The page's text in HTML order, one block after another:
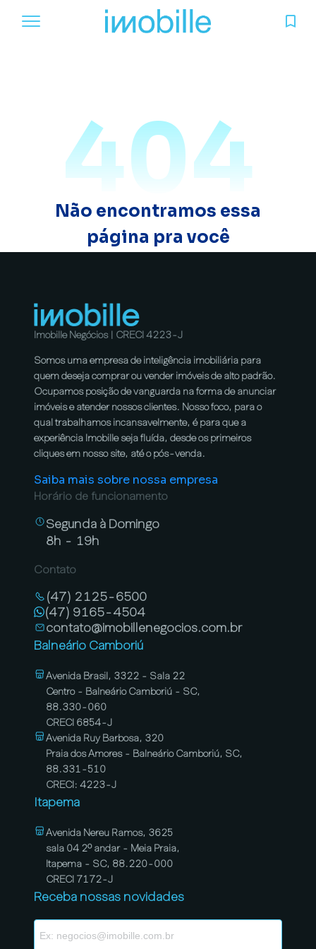
404
Não encontramos essa
página pra você
Imobille Negócios | CRECI 4223-J
Somos uma empresa de inteligência imobiliária para
quem deseja comprar ou vender imóveis de alto padrão.
Ocupamos posição de vanguarda na forma de anunciar
imóveis e atender nossos clientes. Nosso foco, para o
qual trabalhamos incansavelmente, é para que a
experiência Imobille seja fluída, desde os primeiros
cliques em nosso site, até o pós-venda.
Saiba mais sobre nossa empresa
Horário de funcionamento
Segunda à Domingo
8h - 19h
Contato
(47) 2125-6500
(47) 9165-4504
contato@imobillenegocios.com.br
Balneário Camboriú
Avenida Brasil, 3322 - Sala 22
Centro - Balneário Camboriú - SC,
88.330-060
CRECI 6854-J
Avenida Ruy Barbosa, 320
Praia dos Amores - Balneário Camboriú, SC,
88.331-510
CRECI: 4223-J
Itapema
Avenida Nereu Ramos, 3625
sala 04 2º andar - Meia Praia,
Itapema - SC, 88.220-000
CRECI 7172-J
Receba nossas novidades